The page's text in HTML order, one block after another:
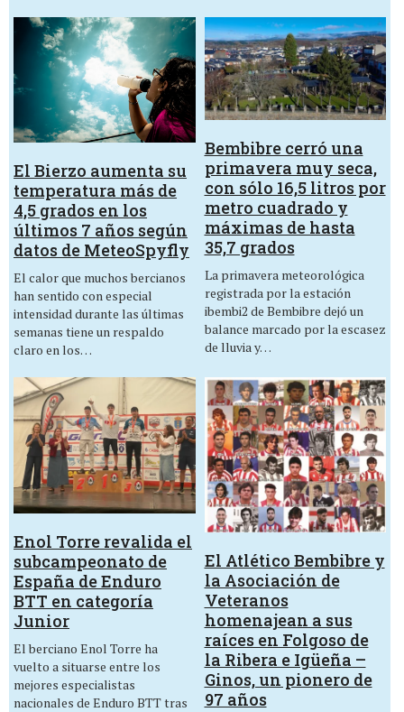
El Bierzo aumenta su
temperatura más de
4,5 grados en los
últimos 7 años según
datos de MeteoSpyfly
El calor que muchos bercianos
han sentido con especial
intensidad durante las últimas
semanas tiene un respaldo
claro en los…
Bembibre cerró una
primavera muy seca,
con sólo 16,5 litros por
metro cuadrado y
máximas de hasta
35,7 grados
La primavera meteorológica
registrada por la estación
ibembi2 de Bembibre dejó un
balance marcado por la escasez
de lluvia y…
Enol Torre revalida el
subcampeonato de
España de Enduro
BTT en categoría
Junior
El berciano Enol Torre ha
vuelto a situarse entre los
mejores especialistas
nacionales de Enduro BTT tras
El Atlético Bembibre y
la Asociación de
Veteranos
homenajean a sus
raíces en Folgoso de
la Ribera e Igüeña –
Ginos, un pionero de
97 años